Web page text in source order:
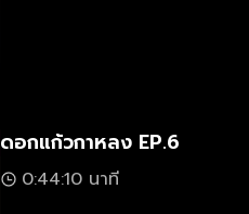
ดอกแก้วกาหลง EP.6
0:44:10 นาที